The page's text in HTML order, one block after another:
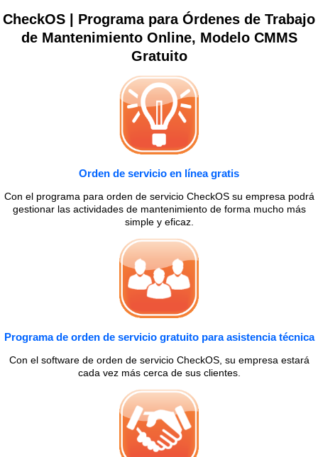
CheckOS | Programa para Órdenes de Trabajo
de Mantenimiento Online, Modelo CMMS
Gratuito
Orden de servicio en línea gratis
Con el programa para orden de servicio CheckOS su empresa podrá
gestionar las actividades de mantenimiento de forma mucho más
simple y eficaz.
Programa de orden de servicio gratuito para asistencia técnica
Con el software de orden de servicio CheckOS, su empresa estará
cada vez más cerca de sus clientes.